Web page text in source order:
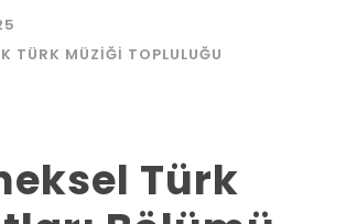
TÜRK MÜZIĞI TOPLULUĞU
Türk